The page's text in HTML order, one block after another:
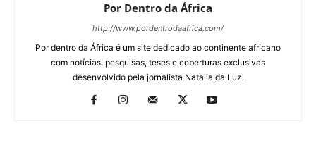
Por Dentro da África
http://www.pordentrodaafrica.com/
Por dentro da África é um site dedicado ao continente africano
com notícias, pesquisas, teses e coberturas exclusivas
desenvolvido pela jornalista Natalia da Luz.